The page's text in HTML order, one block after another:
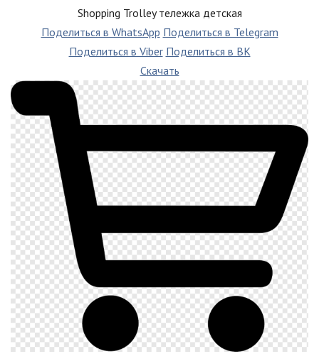
Shopping Trolley тележка детская
Поделиться в WhatsApp Поделиться в Telegram
Поделиться в Viber Поделиться в ВК
Скачать